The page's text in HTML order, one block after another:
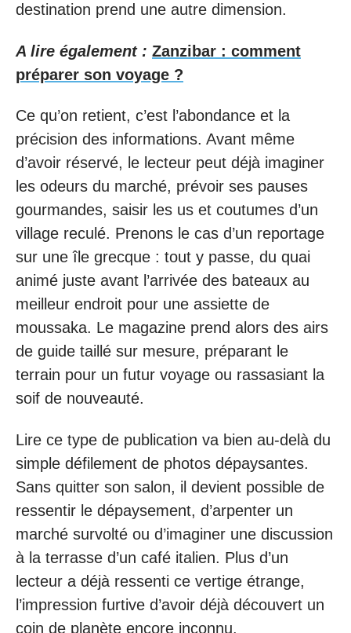
destination prend une autre dimension.
A lire également : Zanzibar : comment
préparer son voyage ?
Ce qu’on retient, c’est l’abondance et la
précision des informations. Avant même
d’avoir réservé, le lecteur peut déjà imaginer
les odeurs du marché, prévoir ses pauses
gourmandes, saisir les us et coutumes d’un
village reculé. Prenons le cas d’un reportage
sur une île grecque : tout y passe, du quai
animé juste avant l’arrivée des bateaux au
meilleur endroit pour une assiette de
moussaka. Le magazine prend alors des airs
de guide taillé sur mesure, préparant le
terrain pour un futur voyage ou rassasiant la
soif de nouveauté.
Lire ce type de publication va bien au-delà du
simple défilement de photos dépaysantes.
Sans quitter son salon, il devient possible de
ressentir le dépaysement, d’arpenter un
marché survolté ou d’imaginer une discussion
à la terrasse d’un café italien. Plus d’un
lecteur a déjà ressenti ce vertige étrange,
l’impression furtive d’avoir déjà découvert un
coin de planète encore inconnu.